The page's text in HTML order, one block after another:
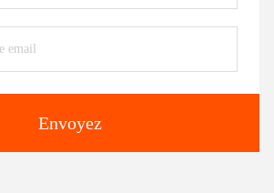
Envoyez